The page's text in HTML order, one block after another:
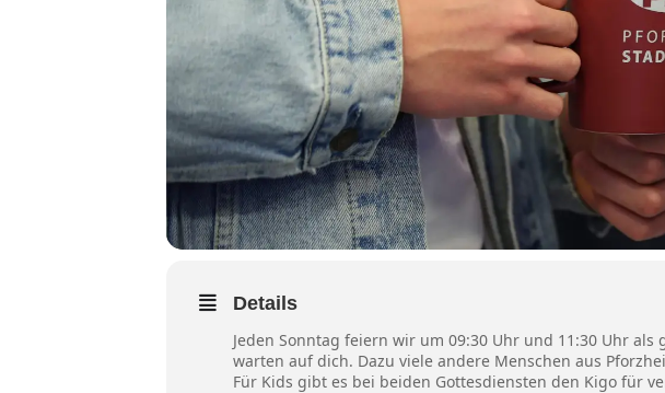
Details
Jeden Sonntag feiern wir um 09:30 Uhr und 11:30 Uhr
warten auf dich. Dazu viele andere Menschen aus
Für Kids gibt es bei beiden Gottesdiensten den Kigo für